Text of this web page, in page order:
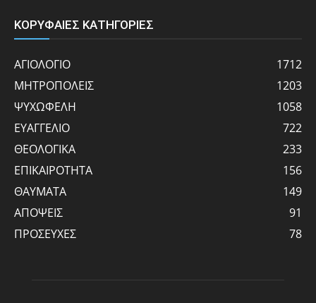
ΚΟΡΥΦΑΙΕΣ ΚΑΤΗΓΟΡΙΕΣ
ΑΓΙΟΛΟΓΙΟ
1712
ΜΗΤΡΟΠΟΛΕΙΣ
1203
ΨΥΧΩΦΕΛΗ
1058
ΕΥΑΓΓΕΛΙΟ
722
ΘΕΟΛΟΓΙΚΑ
233
ΕΠΙΚΑΙΡΟΤΗΤΑ
156
ΘΑΥΜΑΤΑ
149
ΑΠΟΨΕΙΣ
91
ΠΡΟΣΕΥΧΕΣ
78